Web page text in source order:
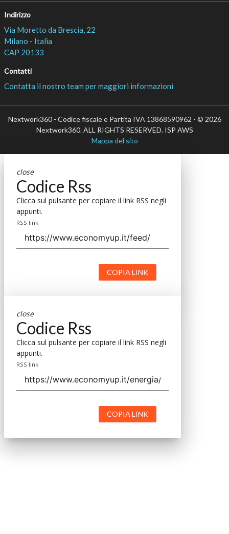
Indirizzo
Via Moretto da Brescia, 22
Milano - Italia
CAP 20133
Contatti
Contatta il nostro team per maggiori informazioni
Nextwork360 - Codice fiscale e Partita IVA 13868590962 - © 2026
Nextwork360. ALL RIGHTS RESERVED. ISP AWS
Mappa del sito
close
Codice Rss
Clicca sul pulsante per copiare il link RSS negli
appunti.
RSS link
COPIA LINK
close
Codice Rss
Clicca sul pulsante per copiare il link RSS negli
appunti.
RSS link
COPIA LINK